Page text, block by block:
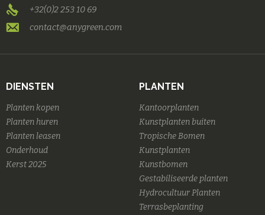
+32(0)2 253 10 69
contact@anygreen.com
DIENSTEN
Planten kopen
Planten huren
Planten leasen
Onderhoud
Kerst 2025
PLANTEN
Kantoorplanten
Kunstplanten buiten
Tropische Bomen
Kunstplanten
Kunstbomen
Gestabiliseerde planten
Hydrocultuur Planten
Terrasbeplanting